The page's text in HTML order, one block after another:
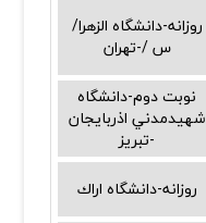
روزانه-دانشگاه الزهرا/
س /-تهران
نوبت دوم-دانشگاه
شهيدمدني اذربايجان
-تبريز
روزانه-دانشگاه اراك